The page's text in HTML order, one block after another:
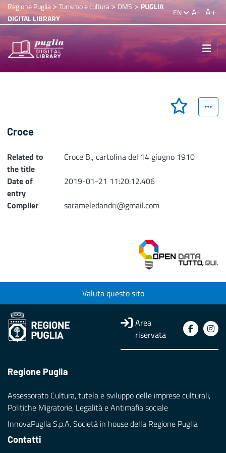
Regione Puglia> Turismo e cultura>DMS > PUGLIA
DIGITAL LIBRARY
EN A- A+
Croce
Related to
the title
Croce B., cartolina del 14 giugno 1910
Date of
entry
2019-01-21 11:20:12.406
Compiler
sarameledandri@gmail.com
Valuta questo sito
Area
riservata
Regione Puglia
Assessorato Cultura, tutela e sviluppo delle imprese culturali,
Politiche Migratorie, Legalità e Antimafia sociale
InnovaPuglia S.p.A. Società in house della Regione Puglia
Contatti